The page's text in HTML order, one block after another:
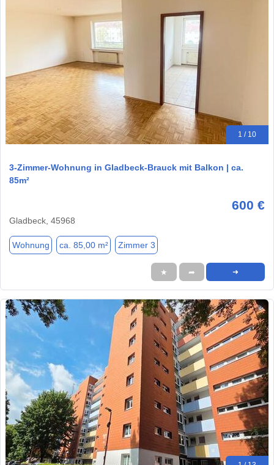
1 / 10
3-Zimmer-Wohnung in Gladbeck-Brauck mit Balkon | ca.
85m²
600 €
Gladbeck, 45968
Wohnung ca. 85,00 m² Zimmer 3
★ ➦ ➜